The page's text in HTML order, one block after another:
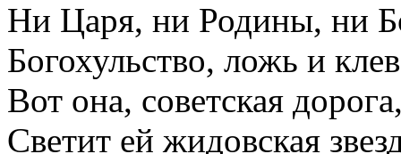
Ни Царя, ни Родины, ни
Богохульство, ложь и
Вот она, советская
Светит ей жидовская